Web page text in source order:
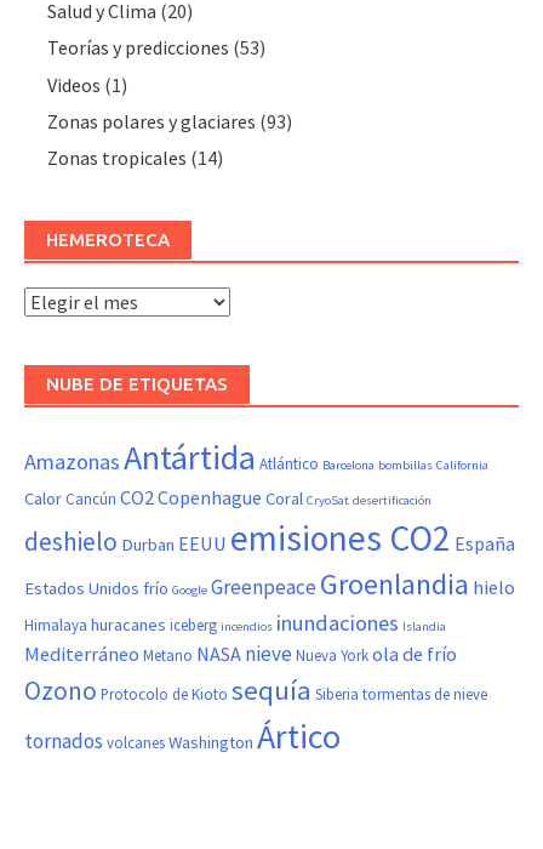
Salud y Clima (20)
Teorías y predicciones (53)
Videos (1)
Zonas polares y glaciares (93)
Zonas tropicales (14)
HEMEROTECA
Hemeroteca
NUBE DE ETIQUETAS
AmazonasAntártida Atlántico Barcelona bombillas California
Calor Cancún CO2Copenhague Coral CryoSat desertificación
deshielo Durban EEUU emisiones CO2 España
Estados Unidos frío Google GreenpeaceGroenlandia hielo
Himalaya huracanes iceberg incendios inundaciones Islandia
Mediterráneo Metano NASA nieveNueva Yorkola de frío
Ozono Protocolo de Kioto sequía Siberia tormentas de nieve
tornados volcanesWashington Ártico